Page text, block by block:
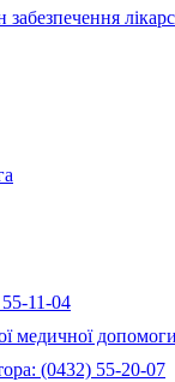
забезпечення
11-04
медичної
(0432) 55-20-07